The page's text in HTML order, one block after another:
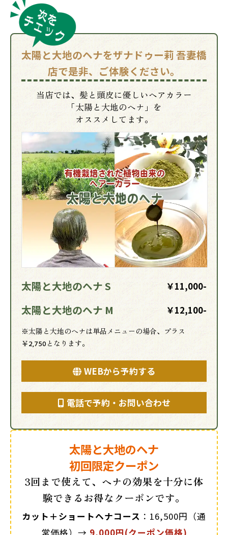
太陽と大地のヘナをザナドゥー莉 吾妻橋
店で是非、ご体験ください。
当店では、髪と頭皮に優しいヘアカラー
「太陽と大地のヘナ」を
オススメしてます。
太陽と大地のヘナ S ￥11,000-
太陽と大地のヘナ M ￥12,100-
※太陽と大地のヘナは単品メニューの場合、プラス
￥2,750となります。
WEBから予約する
電話で予約・お問い合わせ
太陽と大地のヘナ
初回限定クーポン
3回まで使えて、ヘナの効果を十分に体
験できるお得なクーポンです。
カット＋ショートヘナコース ：16,500円（通
常価格）→ 9,000円(クーポン価格)